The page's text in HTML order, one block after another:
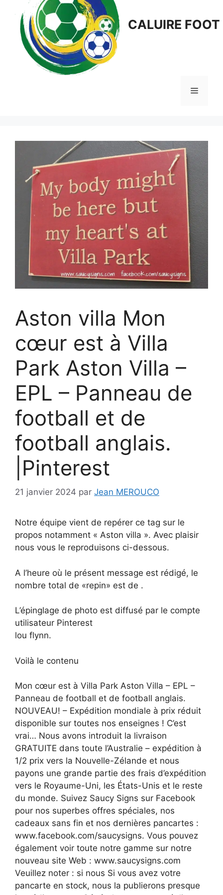
CALUIRE FOOT
Menu
Aston villa Mon
cœur est à Villa
Park Aston Villa –
EPL – Panneau de
football et de
football anglais.
|Pinterest
21 janvier 2024 par Jean MEROUCO
Notre équipe vient de repérer ce tag sur le
propos notamment « Aston villa ». Avec plaisir
nous vous le reproduisons ci-dessous.
A l’heure où le présent message est rédigé, le
nombre total de «repin» est de .
L’épinglage de photo est diffusé par le compte
utilisateur Pinterest
lou flynn.
Voilà le contenu
Mon cœur est à Villa Park Aston Villa – EPL –
Panneau de football et de football anglais.
NOUVEAU! – Expédition mondiale à prix réduit
disponible sur toutes nos enseignes ! C’est
vrai… Nous avons introduit la livraison
GRATUITE dans toute l’Australie – expédition à
1/2 prix vers la Nouvelle-Zélande et nous
payons une grande partie des frais d’expédition
vers le Royaume-Uni, les États-Unis et le reste
du monde. Suivez Saucy Signs sur Facebook
pour nos superbes offres spéciales, nos
cadeaux sans fin et nos dernières pancartes :
www.facebook.com/saucysigns. Vous pouvez
également voir toute notre gamme sur notre
nouveau site Web : www.saucysigns.com
Veuillez noter : si nous Si vous avez votre
pancarte en stock, nous la publierons presque